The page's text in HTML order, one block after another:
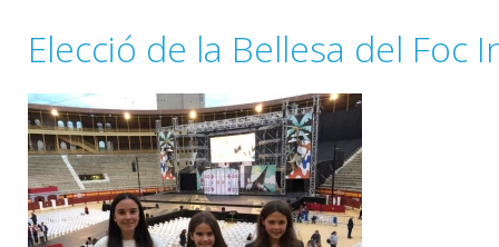
Elecció de la Bellesa del Foc